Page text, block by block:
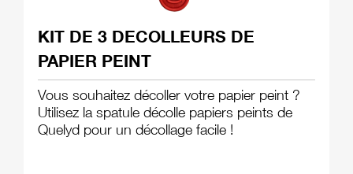
KIT DE 3 DECOLLEURS DE
PAPIER PEINT
Vous souhaitez décoller votre papier peint ?
Utilisez la spatule décolle papiers peints de
Quelyd pour un décollage facile !